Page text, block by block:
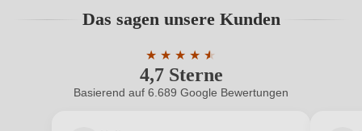
Neustadt-Diedesfeld/Pfalz, Deutschland
Benutzern abgegeben werden. Bitte loggen Sie sich
Neuer Kunde? Neuer Kunde?
Das sagen unsere Kunden
4,7 Sterne
★ ★ ★ ★ ★
★
Durchschnittliche Bewertung von 4.7
Basierend auf 6.689 Google Bewertungen